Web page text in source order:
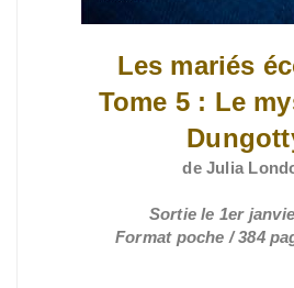
Les mariés
Tome 5 : Le
de Julia
Sortie le 1er
Format poche / 384